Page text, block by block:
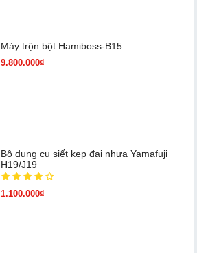
Máy trộn bột Hamiboss-B15
9.800.000₫
Bộ dụng cụ siết kẹp đai nhựa Yamafuji
H19/J19
1.100.000₫